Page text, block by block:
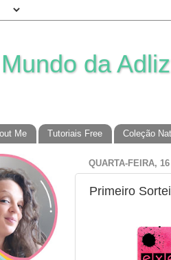
Mundo da
Me Tutoriais Free Coleção
QUARTA-FEIRA,
Primeiro